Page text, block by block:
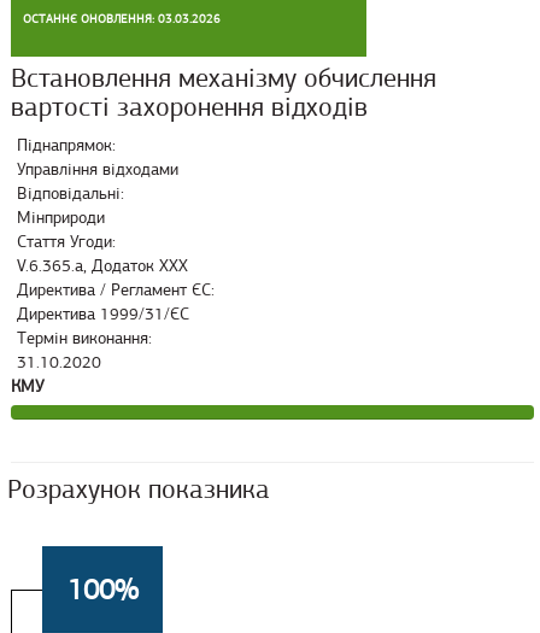
ОСТАННЄ ОНОВЛЕННЯ: 03.03.2026
Встановлення механізму обчислення
вартості захоронення відходів
Піднапрямок:
Управління відходами
Відповідальні:
Мінприроди
Стаття Угоди:
V.6.365.a, Додаток ХХХ
Директива / Регламент ЄС:
Директива 1999/31/ЄС
Термін виконання:
31.10.2020
КМУ
Розрахунок показника
100%